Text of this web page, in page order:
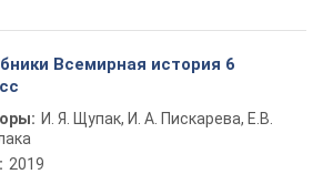
Всемирная история 6
И. Я. Щупак, И. А. Пискарева, Е.В.
2019